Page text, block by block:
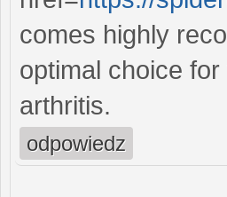
comes highly
optimal choice
arthritis.
odpowiedz